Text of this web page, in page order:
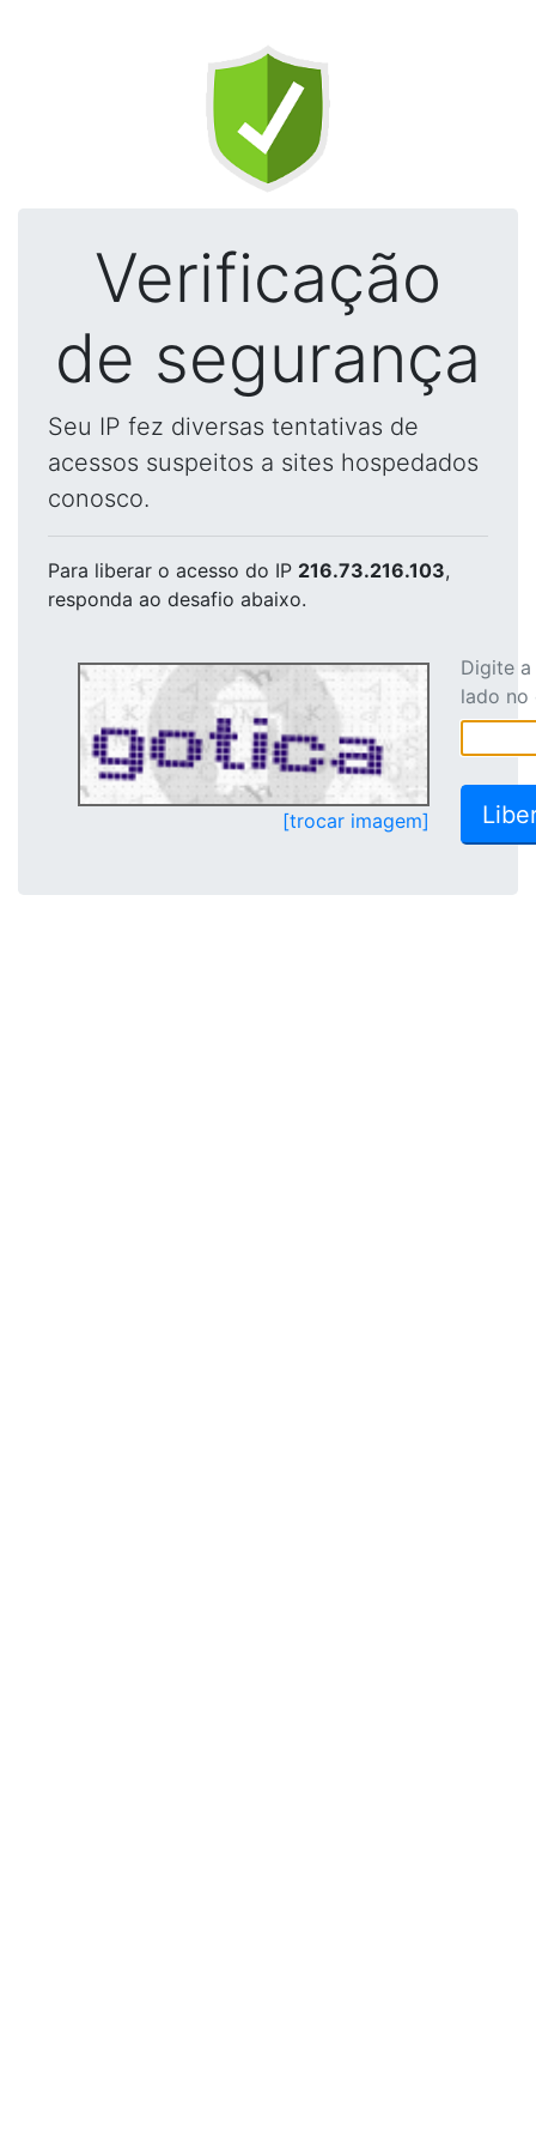
Verificação
de segurança
Seu IP fez diversas tentativas de
acessos suspeitos a sites hospedados
conosco.
Para liberar o acesso do IP 216.73.216.103,
responda ao desafio abaixo.
[trocar imagem]
Digite
lado no